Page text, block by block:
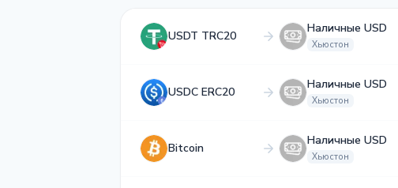
USDT TRC20
Наличные USD
Хьюстон
USDC ERC20
Наличные USD
Хьюстон
Bitcoin
Наличные USD
Хьюстон